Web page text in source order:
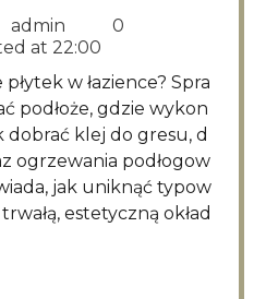
admin
0
at 22:00
podłoże, gdzie wykon
dobrać klej do gresu, d
ogrzewania podłogow
jak uniknąć typow
estetyczną okład